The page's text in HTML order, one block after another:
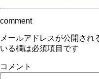
comment
メールアドレスが公開され
いる欄は必須項目です
コメント